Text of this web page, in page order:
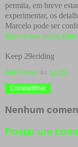
permita, em breve
experimentar, os
Marcelo pode ser
http://
Keep 29eriding
Adil Filoso às 14:30
Compartilhar
Nenhum
Postar um